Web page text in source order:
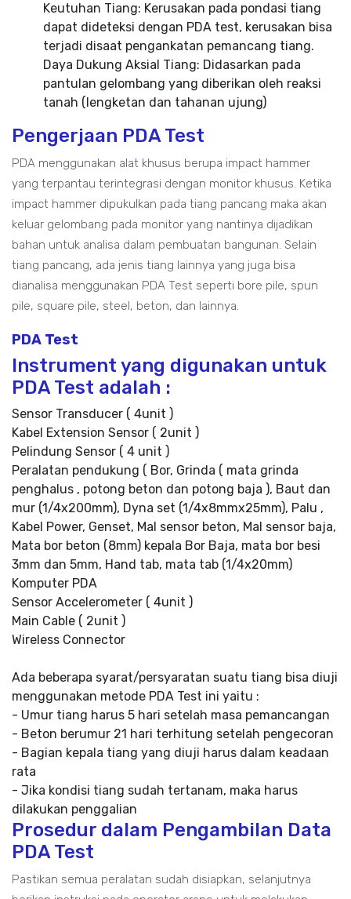
Keutuhan Tiang: Kerusakan pada pondasi tiang
dapat dideteksi dengan PDA test, kerusakan bisa
terjadi disaat pengankatan pemancang tiang.
Daya Dukung Aksial Tiang: Didasarkan pada
pantulan gelombang yang diberikan oleh reaksi
tanah (lengketan dan tahanan ujung)
Pengerjaan PDA Test
PDA menggunakan alat khusus berupa impact hammer
yang terpantau terintegrasi dengan monitor khusus. Ketika
impact hammer dipukulkan pada tiang pancang maka akan
keluar gelombang pada monitor yang nantinya dijadikan
bahan untuk analisa dalam pembuatan bangunan. Selain
tiang pancang, ada jenis tiang lainnya yang juga bisa
dianalisa menggunakan PDA Test seperti bore pile, spun
pile, square pile, steel, beton, dan lainnya.
PDA Test
Instrument yang digunakan untuk
PDA Test adalah :
Sensor Transducer ( 4unit )
Kabel Extension Sensor ( 2unit )
Pelindung Sensor ( 4 unit )
Peralatan pendukung ( Bor, Grinda ( mata grinda
penghalus , potong beton dan potong baja ), Baut dan
mur (1/4x200mm), Dyna set (1/4x8mmx25mm), Palu ,
Kabel Power, Genset, Mal sensor beton, Mal sensor baja,
Mata bor beton (8mm) kepala Bor Baja, mata bor besi
3mm dan 5mm, Hand tab, mata tab (1/4x20mm)
Komputer PDA
Sensor Accelerometer ( 4unit )
Main Cable ( 2unit )
Wireless Connector
Ada beberapa syarat/persyaratan suatu tiang bisa diuji
menggunakan metode PDA Test ini yaitu :
- Umur tiang harus 5 hari setelah masa pemancangan
- Beton berumur 21 hari terhitung setelah pengecoran
- Bagian kepala tiang yang diuji harus dalam keadaan
rata
- Jika kondisi tiang sudah tertanam, maka harus
dilakukan penggalian
Prosedur dalam Pengambilan Data
PDA Test
Pastikan semua peralatan sudah disiapkan, selanjutnya